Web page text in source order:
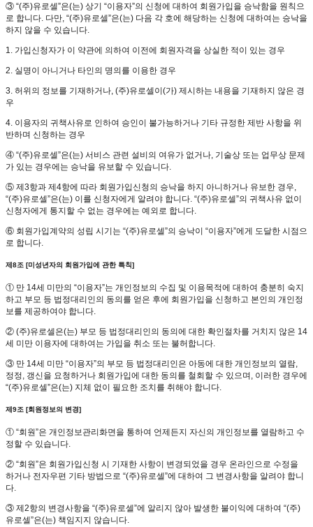
③ “(주)유로셀”은(는) 상기 “이용자”의 신청에 대하여 회원가입을 승낙함을 원칙으
로 합니다. 다만, “(주)유로셀”은(는) 다음 각 호에 해당하는 신청에 대하여는 승낙을
하지 않을 수 있습니다.
1. 가입신청자가 이 약관에 의하여 이전에 회원자격을 상실한 적이 있는 경우
2. 실명이 아니거나 타인의 명의를 이용한 경우
3. 허위의 정보를 기재하거나, (주)유로셀이(가) 제시하는 내용을 기재하지 않은 경
우
4. 이용자의 귀책사유로 인하여 승인이 불가능하거나 기타 규정한 제반 사항을 위
반하며 신청하는 경우
④ “(주)유로셀”은(는) 서비스 관련 설비의 여유가 없거나, 기술상 또는 업무상 문제
가 있는 경우에는 승낙을 유보할 수 있습니다.
⑤ 제3항과 제4항에 따라 회원가입신청의 승낙을 하지 아니하거나 유보한 경우,
“(주)유로셀”은(는) 이를 신청자에게 알려야 합니다. “(주)유로셀”의 귀책사유 없이
신청자에게 통지할 수 없는 경우에는 예외로 합니다.
⑥ 회원가입계약의 성립 시기는 “(주)유로셀”의 승낙이 “이용자”에게 도달한 시점으
로 합니다.
제8조 [미성년자의 회원가입에 관한 특칙]
① 만 14세 미만의 “이용자”는 개인정보의 수집 및 이용목적에 대하여 충분히 숙지
하고 부모 등 법정대리인의 동의를 얻은 후에 회원가입을 신청하고 본인의 개인정
보를 제공하여야 합니다.
② (주)유로셀은(는) 부모 등 법정대리인의 동의에 대한 확인절차를 거치지 않은 14
세 미만 이용자에 대하여는 가입을 취소 또는 불허합니다.
③ 만 14세 미만 “이용자”의 부모 등 법정대리인은 아동에 대한 개인정보의 열람,
정정, 갱신을 요청하거나 회원가입에 대한 동의를 철회할 수 있으며, 이러한 경우에
“(주)유로셀”은(는) 지체 없이 필요한 조치를 취해야 합니다.
제9조 [회원정보의 변경]
① “회원”은 개인정보관리화면을 통하여 언제든지 자신의 개인정보를 열람하고 수
정할 수 있습니다.
② “회원”은 회원가입신청 시 기재한 사항이 변경되었을 경우 온라인으로 수정을
하거나 전자우편 기타 방법으로 “(주)유로셀”에 대하여 그 변경사항을 알려야 합니
다.
③ 제2항의 변경사항을 “(주)유로셀”에 알리지 않아 발생한 불이익에 대하여 “(주)
유로셀”은(는) 책임지지 않습니다.